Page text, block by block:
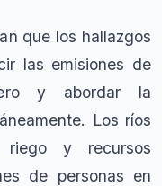
que los hallazgos
las emisiones de
y abordar la
Los ríos
riego y recursos
de personas en